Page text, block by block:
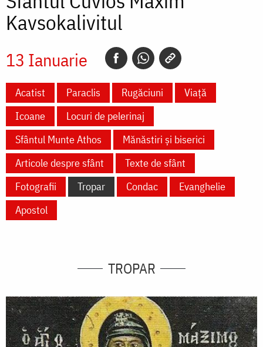
Kavsokalivitul
13 Ianuarie
Acatist Paraclis Rugăciuni
Viață
Icoane
Locuri de pelerinaj
Sfântul Munte Athos
Mănăstiri și biserici
Articole despre sfânt
Texte de sfânt
Fotografii
Tropar Condac
Evanghelie
Apostol
TROPAR